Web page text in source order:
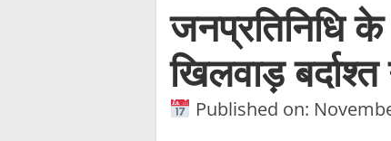
जनप्रतिनिधि
खिलवाड़
Published on: